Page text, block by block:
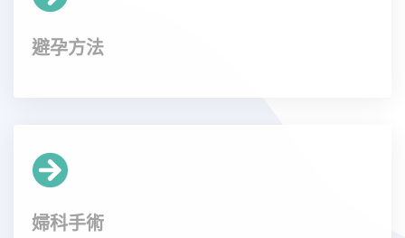
避孕方法
婦科手術